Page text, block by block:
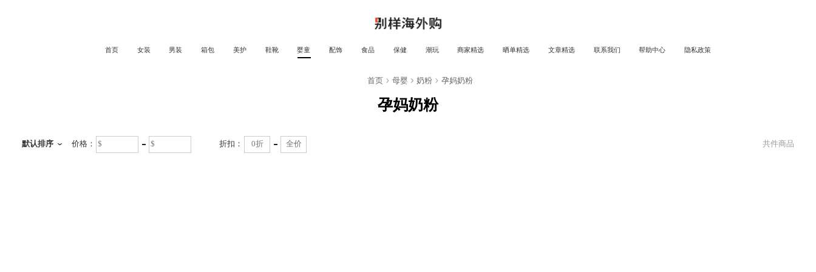
首页 女装 男装 箱包 美护 鞋靴 婴童 配饰 食品 保健 潮玩 商家精选 晒单精选 文章精选 联系我们 帮助中心 隐私政策
婴童
首页 母婴 奶粉 孕妈奶粉
孕妈奶粉
默认排序 价格： 折扣： 共件商品